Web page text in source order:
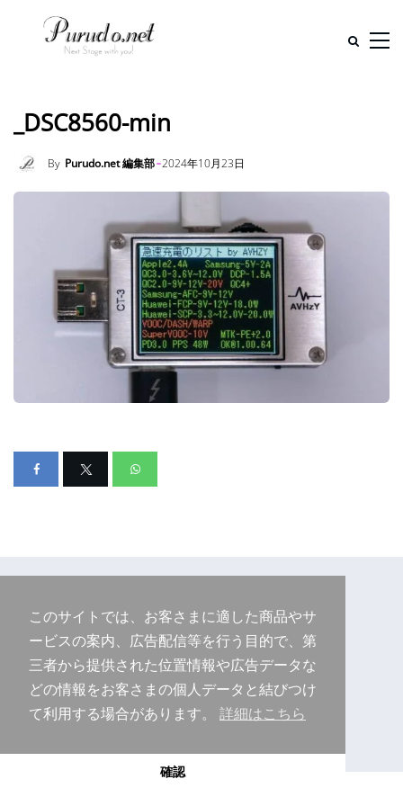
_DSC8560-min
By Purudo.net 編集部 2024年10月23日
Copyright © 2026 Purudo.net
このサイトでは、お客さまに適した商品やサ
ービスの案内、広告配信等を行う目的で、第
三者から提供された位置情報や広告データな
どの情報をお客さまの個人データと結びつけ
て利用する場合があります。 詳細はこちら
確認